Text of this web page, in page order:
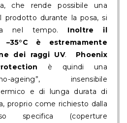
che rende possibile una
prodotto durante la posa, si
nel tempo. Inoltre il
–35°C è estremamente
dei raggi UV.
Phoenix
è quindi una
ageing”, insensibile
e di lunga durata di
proprio come richiesto dalla
specifica (coperture